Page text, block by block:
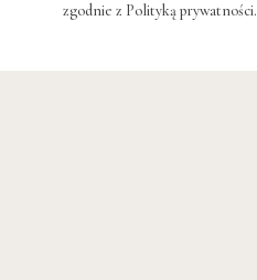
zgodnie z Polityką prywatności.